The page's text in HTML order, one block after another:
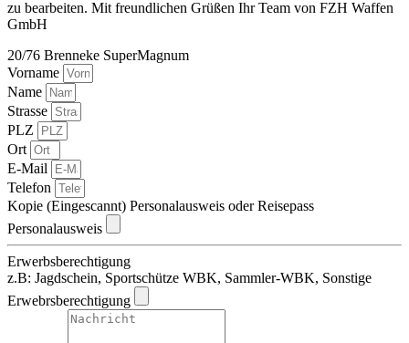
zu bearbeiten. Mit freundlichen Grüßen Ihr Team von FZH Waffen
GmbH
20/76 Brenneke SuperMagnum
Vorname
Name
Strasse
PLZ
Ort
E-Mail
Telefon
Kopie (Eingescannt) Personalausweis oder Reisepass
Personalausweis
Erwerbsberechtigung
z.B: Jagdschein, Sportschütze WBK, Sammler-WBK, Sonstige
Erwebrsberechtigung